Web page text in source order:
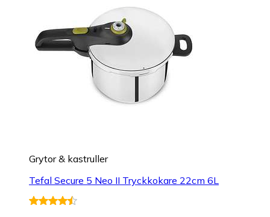
Grytor & kastruller
Tefal Secure 5 Neo II Tryckkokare 22cm 6L